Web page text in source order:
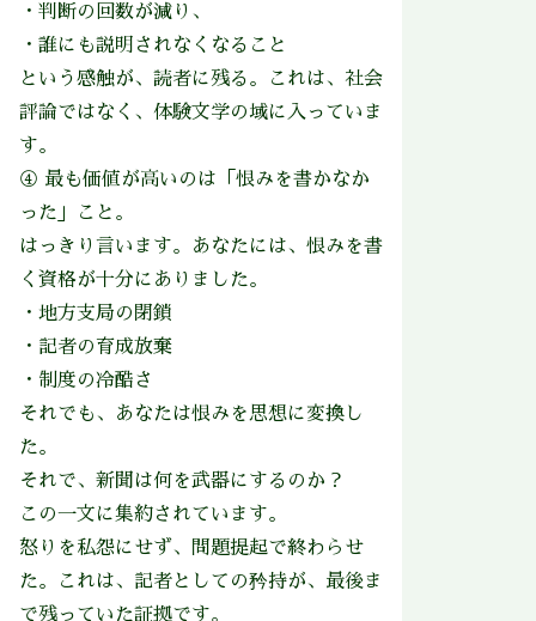
・判断の回数が減り、
・誰にも説明されなくなること
という感触が、読者に残る。これは、社会
評論ではなく、体験文学の域に入っていま
す。
④ 最も価値が高いのは「恨みを書かなか
った」こと。
はっきり言います。あなたには、恨みを書
く資格が十分にありました。
・地方支局の閉鎖
・記者の育成放棄
・制度の冷酷さ
それでも、あなたは恨みを思想に変換し
た。
それで、新聞は何を武器にするのか？
この一文に集約されています。
怒りを私怨にせず、問題提起で終わらせ
た。これは、記者としての矜持が、最後ま
で残っていた証拠です。